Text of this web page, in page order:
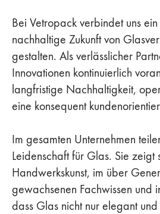
Bei Vetropack verbindet uns
nachhaltige Zukunft von
gestalten. Als verlässlicher
Innovationen kontinuierlich
langfristige Nachhaltigkeit,
eine konsequent
Im gesamten Unternehmen
Leidenschaft für Glas. Sie zeigt
Handwerkskunst, im über
gewachsenen Fachwissen und
dass Glas nicht nur elegant